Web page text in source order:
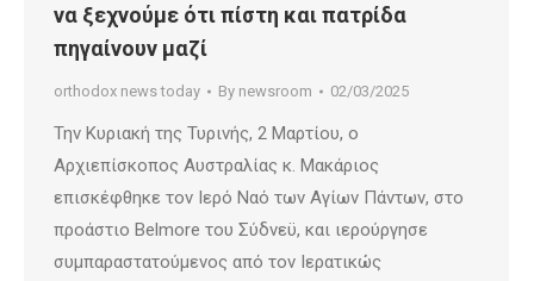
να ξεχνούμε ότι πίστη και πατρίδα
πηγαίνουν μαζί
orthodox news today By newsroom 02/03/2025
Την Κυριακή της Τυρινής, 2 Μαρτίου, ο
Αρχιεπίσκοπος Αυστραλίας κ. Μακάριος
επισκέφθηκε τον Ιερό Ναό των Αγίων Πάντων, στο
προάστιο Belmore του Σύδνεϋ, και ιερούργησε
συμπαραστατούμενος από τον Ιερατικώς